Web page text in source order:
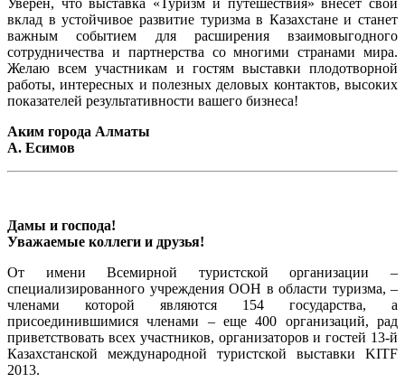
Уверен, что выставка «Туризм и путешествия» внесет свой
вклад в устойчивое развитие туризма в Казахстане и станет
важным событием для расширения взаимовыгодного
сотрудничества и партнерства со многими странами мира.
Желаю всем участникам и гостям выставки плодотворной
работы, интересных и полезных деловых контактов, высоких
показателей результативности вашего бизнеса!
Аким города Алматы
А. Есимов
Дамы и господа!
Уважаемые коллеги и друзья!
От имени Всемирной туристской организации –
специализированного учреждения ООН в области туризма, –
членами которой являются 154 государства, а
присоединившимися членами – еще 400 организаций, рад
приветствовать всех участников, организаторов и гостей 13-й
Казахстанской международной туристской выставки KITF
2013.